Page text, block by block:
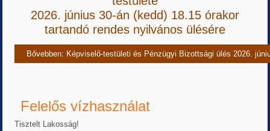
2026. június 30-án (kedd) 18.15 órakor
tartandó rendes nyilvános ülésére
Bővebben: Képviselő-testületi és Pénzügyi Bizottsági ülés 2026.
Felelős vízhasználat
Tisztelt Lakosság!